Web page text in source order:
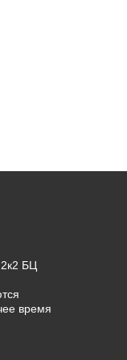
БЦ
время